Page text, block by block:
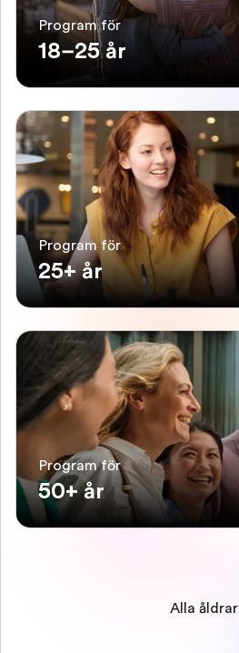
Program för
18–25 år
Program för
25+ år
Program för
50+ år
Alla åldrar